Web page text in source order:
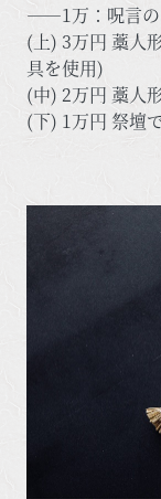
――1万：呪言の
(上) 3万円 藁人
具を使用)
(中) 2万円 藁人
(下) 1万円 祭壇